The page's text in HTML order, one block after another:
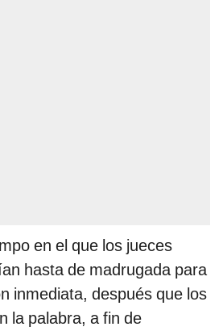
en el que los jueces
hasta de madrugada para
inmediata, después que los
la palabra, a fin de